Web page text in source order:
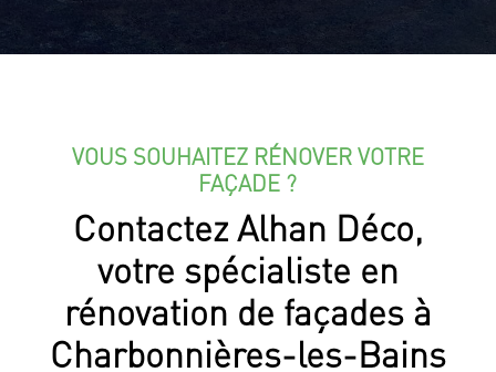
VOUS SOUHAITEZ RÉNOVER VOTRE
FAÇADE ?
Contactez Alhan Déco,
votre spécialiste en
rénovation de façades à
Charbonnières-les-Bains